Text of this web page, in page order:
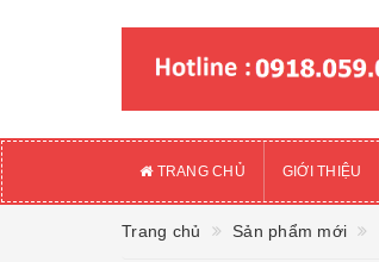
TRANG CHỦ GIỚI THIỆU
Trang chủ Sản phẩm mới